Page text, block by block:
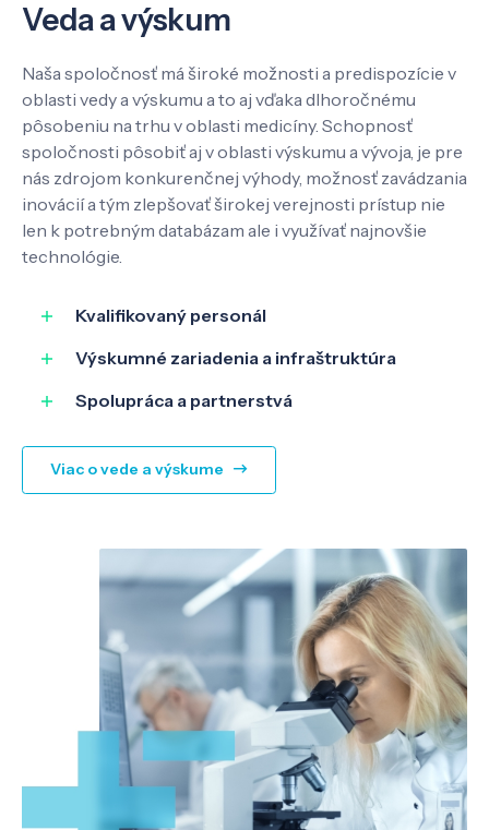
SK EN
Veda a výskum
Naša spoločnosť má široké možnosti a predispozície v
oblasti vedy a výskumu a to aj vďaka dlhoročnému
pôsobeniu na trhu v oblasti medicíny. Schopnosť
spoločnosti pôsobiť aj v oblasti výskumu a vývoja, je pre
nás zdrojom konkurenčnej výhody, možnosť zavádzania
inovácií a tým zlepšovať širokej verejnosti prístup nie
len k potrebným databázam ale i využívať najnovšie
technológie.
Kvalifikovaný personál
Výskumné zariadenia a infraštruktúra
Spolupráca a partnerstvá
Viac o vede a výskume